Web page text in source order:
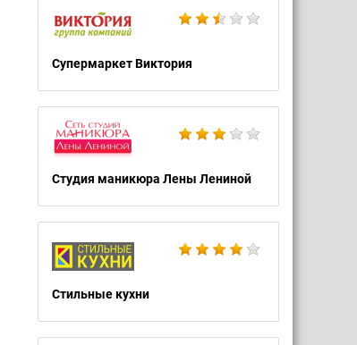
Супермаркет Виктория
Студия маникюра Лены Лениной
Стильные кухни